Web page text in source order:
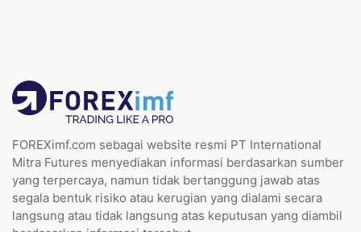
FOREXimf.com sebagai website resmi PT International
Mitra Futures menyediakan informasi berdasarkan sumber
yang terpercaya, namun tidak bertanggung jawab atas
segala bentuk risiko atau kerugian yang dialami secara
langsung atau tidak langsung atas keputusan yang diambil